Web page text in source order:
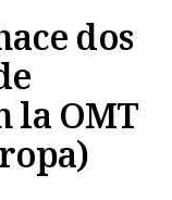
dos
la OMT